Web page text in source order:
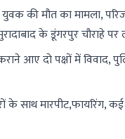
की मौत का मामला,
के डूंगरपुर चौराहे पर
आए दो पक्षों में विवाद,
साथ मारपीट,फायरिंग,